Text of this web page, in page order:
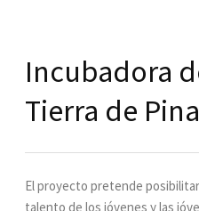
Incubadora
Tierra de
El proyecto pretende
talento de los jóvenes y las